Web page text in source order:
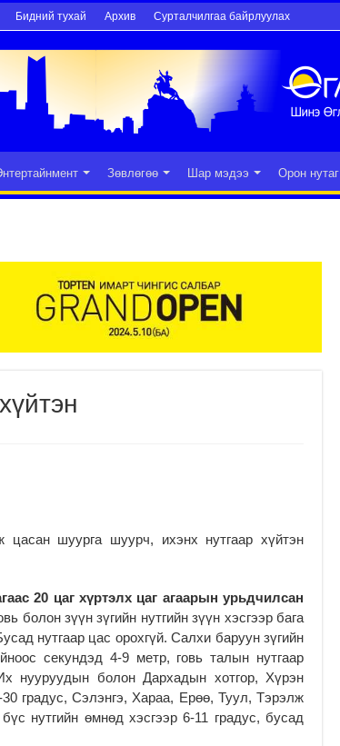
Бидний тухай Архив Сурталчилгаа байрлуулах
Зөвлөгөө Шар мэдээ Орон нутаг
цасан шуурга шуурч, ихэнх нутгаар хүйтэн
20 цаг хүртэлх цаг агаарын урьдчилсан
болон зүүн зүгийн нутгийн зүүн хэсгээр бага
нутгаар цас орохгүй. Салхи баруун зүгийн
секундэд 4-9 метр, говь талын нутгаар
нууруудын болон Дархадын хотгор, Хүрэн
градус, Сэлэнгэ, Хараа, Ерөө, Туул, Тэрэлж
нутгийн өмнөд хэсгээр 6-11 градус, бусад